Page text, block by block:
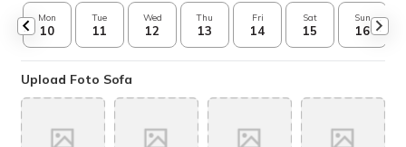
Mon
10
Tue
11
Wed
12
Thu
13
Fri
14
Sat
15
Sun
16
Upload Foto Sofa